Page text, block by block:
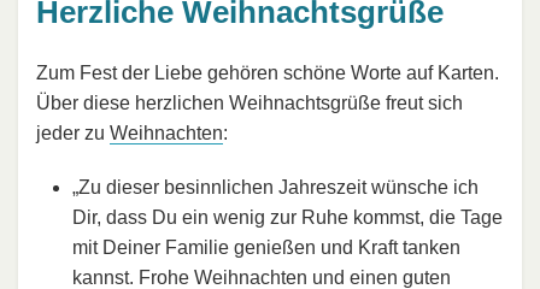
Herzliche Weihnachtsgrüße
Zum Fest der Liebe gehören schöne Worte auf Karten.
Über diese herzlichen Weihnachtsgrüße freut sich
jeder zu Weihnachten:
„Zu dieser besinnlichen Jahreszeit wünsche ich
Dir, dass Du ein wenig zur Ruhe kommst, die Tage
mit Deiner Familie genießen und Kraft tanken
kannst. Frohe Weihnachten und einen guten